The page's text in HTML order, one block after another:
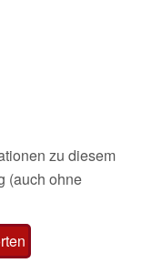
zu diesem
(auch ohne